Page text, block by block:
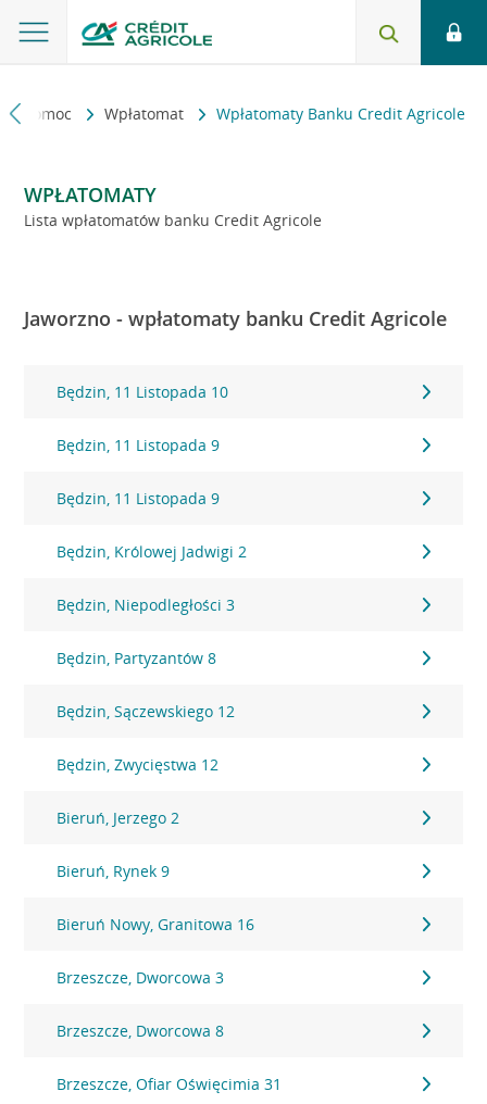
i pomoc Wpłatomat Wpłatomaty Banku Credit Agricole
WPŁATOMATY
Lista wpłatomatów banku Credit Agricole
Jaworzno - wpłatomaty banku Credit Agricole
Będzin, 11 Listopada 10
Będzin, 11 Listopada 9
Będzin, 11 Listopada 9
Będzin, Królowej Jadwigi 2
Będzin, Niepodległości 3
Będzin, Partyzantów 8
Będzin, Sączewskiego 12
Będzin, Zwycięstwa 12
Bieruń, Jerzego 2
Bieruń, Rynek 9
Bieruń Nowy, Granitowa 16
Brzeszcze, Dworcowa 3
Brzeszcze, Dworcowa 8
Brzeszcze, Ofiar Oświęcimia 31